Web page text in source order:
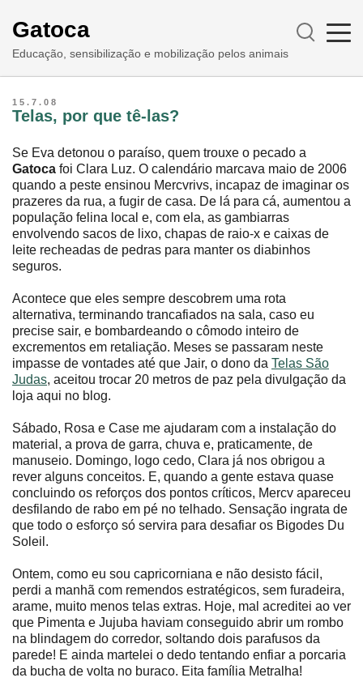
Gatoca
Educação, sensibilização e mobilização pelos animais
15.7.08
Telas, por que tê-las?
Se Eva detonou o paraíso, quem trouxe o pecado a
Gatoca foi Clara Luz. O calendário marcava maio de 2006
quando a peste ensinou Mercvrivs, incapaz de imaginar os
prazeres da rua, a fugir de casa. De lá para cá, aumentou a
população felina local e, com ela, as gambiarras
envolvendo sacos de lixo, chapas de raio-x e caixas de
leite recheadas de pedras para manter os diabinhos
seguros.
Acontece que eles sempre descobrem uma rota
alternativa, terminando trancafiados na sala, caso eu
precise sair, e bombardeando o cômodo inteiro de
excrementos em retaliação. Meses se passaram neste
impasse de vontades até que Jair, o dono da Telas São
Judas, aceitou trocar 20 metros de paz pela divulgação da
loja aqui no blog.
Sábado, Rosa e Case me ajudaram com a instalação do
material, a prova de garra, chuva e, praticamente, de
manuseio. Domingo, logo cedo, Clara já nos obrigou a
rever alguns conceitos. E, quando a gente estava quase
concluindo os reforços dos pontos críticos, Mercv apareceu
desfilando de rabo em pé no telhado. Sensação ingrata de
que todo o esforço só servira para desafiar os Bigodes Du
Soleil.
Ontem, como eu sou capricorniana e não desisto fácil,
perdi a manhã com remendos estratégicos, sem furadeira,
arame, muito menos telas extras. Hoje, mal acreditei ao ver
que Pimenta e Jujuba haviam conseguido abrir um rombo
na blindagem do corredor, soltando dois parafusos da
parede! E ainda martelei o dedo tentando enfiar a porcaria
da bucha de volta no buraco. Eita família Metralha!